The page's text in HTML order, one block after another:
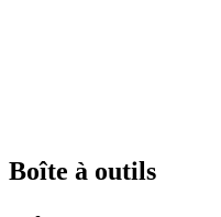
Boîte à outils